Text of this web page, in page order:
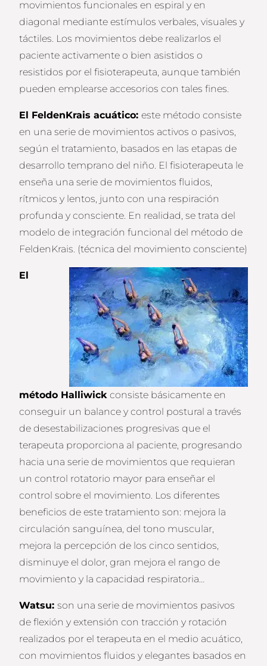
movimientos funcionales en espiral y en
diagonal mediante estímulos verbales, visuales y
táctiles. Los movimientos debe realizarlos el
paciente activamente o bien asistidos o
resistidos por el fisioterapeuta, aunque también
pueden emplearse accesorios con tales fines.
El FeldenKrais acuático:este método consiste
en una serie de movimientos activos o pasivos,
según el tratamiento, basados en las etapas de
desarrollo temprano del niño. El fisioterapeuta le
enseña una serie de movimientos fluidos,
rítmicos y lentos, junto con una respiración
profunda y consciente. En realidad, se trata del
modelo de integración funcional del método de
FeldenKrais. (técnica del movimiento consciente)
El
método Halliwickconsiste básicamente en
conseguir un balance y control postural a través
de desestabilizaciones progresivas que el
terapeuta proporciona al paciente, progresando
hacia una serie de movimientos que requieran
un control rotatorio mayor para enseñar el
control sobre el movimiento. Los diferentes
beneficios de este tratamiento son: mejora la
circulación sanguínea, del tono muscular,
mejora la percepción de los cinco sentidos,
disminuye el dolor, gran mejora el rango de
movimiento y la capacidad respiratoria…
Watsu:son una serie de movimientos pasivos
de flexión y extensión con tracción y rotación
realizados por el terapeuta en el medio acuático,
con movimientos fluidos y elegantes basados en